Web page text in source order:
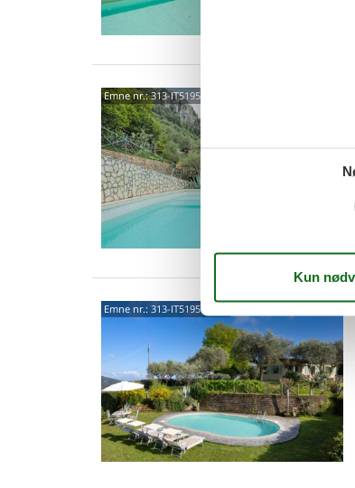
Emne nr.:313-IT5195.615.1
Emne nr.: 313-IT5195.975.1